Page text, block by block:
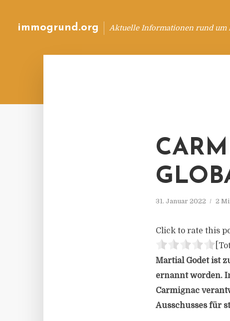
immogrund.org Aktuelle Informationen rund um
31. Januar 2022 2
Click to rate this
Martial Godet ist
ernannt worden.
Carmignac
Ausschusses für